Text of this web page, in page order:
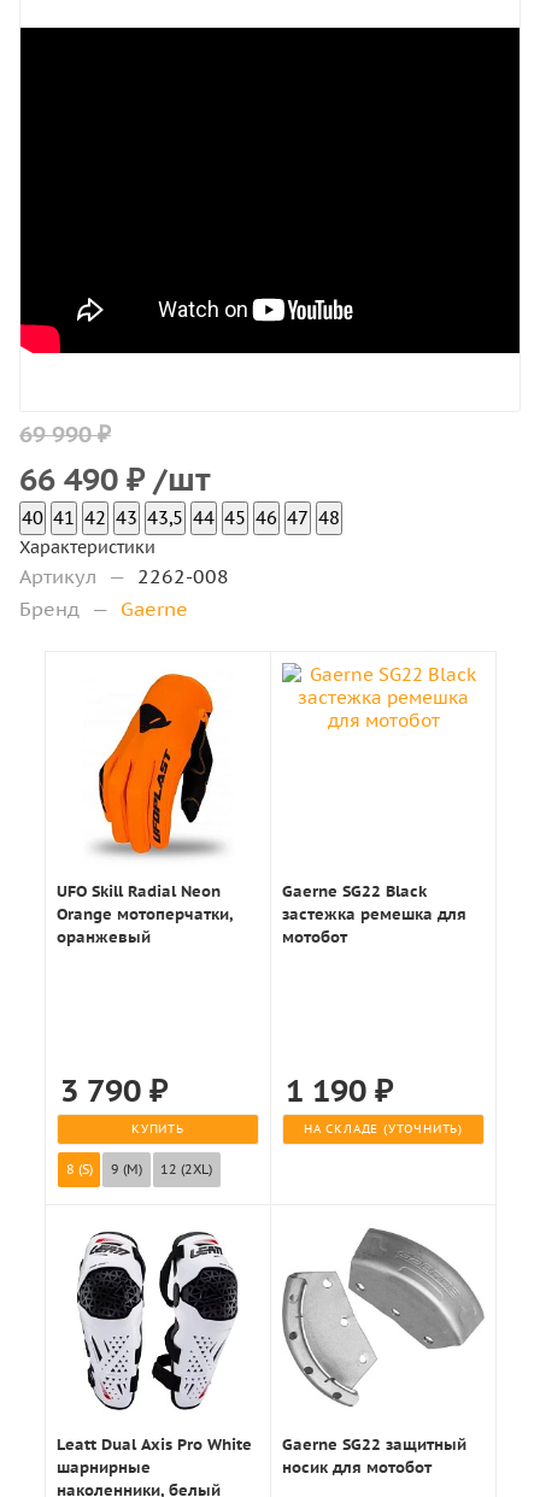
69 990 ₽
66 490 ₽ /шт
40 41 42 43 43,5 44 45 46 47 48
Характеристики
Артикул — 2262-008
Бренд
— Gaerne
UFO Skill Radial Neon
Orange мотоперчатки,
оранжевый
3 790₽
КУПИТЬ
8 (S) 9 (M) 12 (2XL)
Gaerne SG22 Black
застежка ремешка для
мотобот
1 190 ₽
НА СКЛАДЕ (УТОЧНИТЬ)
Leatt Dual Axis Pro White
шарнирные
наколенники, белый
Gaerne SG22 защитный
носик для мотобот